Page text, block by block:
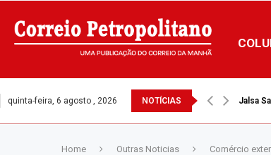
quinta-feira, 6 agosto , 2026 NOTÍCIAS Jalsa
Home Outras Noticias Comércio